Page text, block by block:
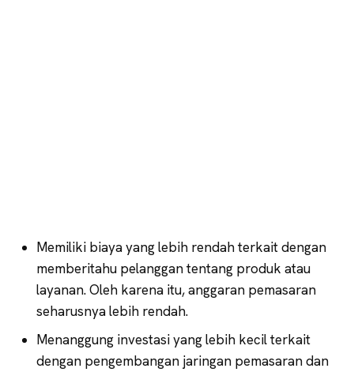
Memiliki biaya yang lebih rendah terkait dengan
memberitahu pelanggan tentang produk atau
layanan. Oleh karena itu, anggaran pemasaran
seharusnya lebih rendah.
Menanggung investasi yang lebih kecil terkait
dengan pengembangan jaringan pemasaran dan